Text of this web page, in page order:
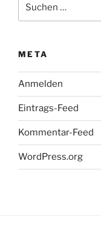
nach:
META
Anmelden
Eintrags-Feed
Kommentar-Feed
WordPress.org